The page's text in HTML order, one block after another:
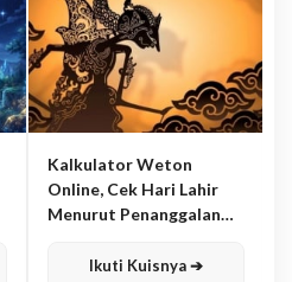
Kalkulator Weton
Online, Cek Hari Lahir
Menurut Penanggalan
Ikuti Kuisnya ➔